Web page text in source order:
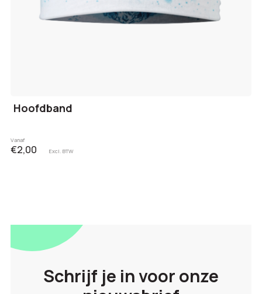
Hoofdband
Vanaf
€2,00 Excl. BTW
Schrijf je in voor onze